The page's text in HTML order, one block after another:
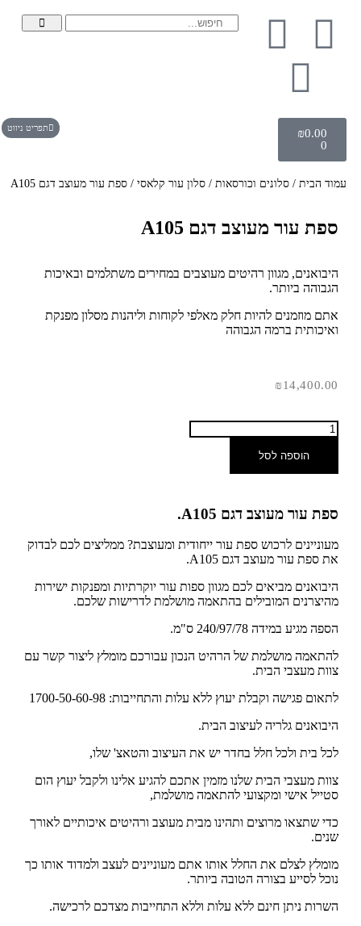
₪0.00
תפריט ניווט
עמוד הבית/ סלונים וכורסאות/ סלון עור קלאסי/ ספת עור מעוצב דגם A105
ספת עור מעוצב דגם A105
היבואנים, מגוון רהיטים מעוצבים במחירים משתלמים ובאיכות
הגבוהה ביותר.
אתם מוזמנים להיות חלק מאלפי לקוחות וליהנות מסלון מפנקת
ואיכותית ברמה הגבוהה
₪14,400.00
הוספה לסל
ספת עור מעוצב דגם A105.
מעוניינים לרכוש ספת עור ייחודית ומעוצבת? ממליצים לכם לבדוק
את ספת עור מעוצב דגם A105.
היבואנים מביאים לכם מגוון ספות עור יוקרתיות ומפנקות ישירות
מהיצרנים המובילים בהתאמה מושלמת לדרישות שלכם.
הספה מגיע במידה 240/97/78 ס"מ.
להתאמה מושלמת של הרהיט הנכון עבורכם מומלץ ליצור קשר עם
צוות מעצבי הבית.
לתאום פגישה וקבלת יעוץ ללא עלות והתחייבות: 1700-50-60-98
היבואנים גלריה לעיצוב הבית.
לכל בית ולכל חלל בחדר יש את העיצוב והטאצ' שלו,
צוות מעצבי הבית שלנו מזמין אתכם להגיע אלינו ולקבל יעוץ הום
סטייל אישי ומקצועי להתאמה מושלמת,
כדי שתצאו מרוצים ותהינו מבית מעוצב ורהיטים איכותיים לאורך
שנים.
מומלץ לצלם את החלל אותו אתם מעוניינים לעצב ולמדוד אותו כך
נוכל לסייע בצורה הטובה ביותר.
השרות ניתן חינם ללא עלות וללא התחייבות מצדכם לרכישה.